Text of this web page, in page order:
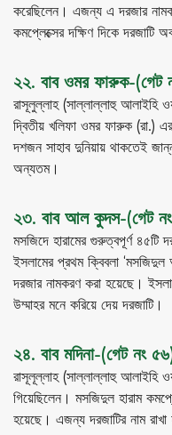
করেছিলেন। এজন্য এ দরজার
কমপ্লেক্সের দক্ষিণ দিকে দরজাটি
২২. বাব ওমর ফারুক-(গেট
রাসূলুল্লাহ (সাল্লাল্লাহু আলাইহি
দ্বিতীয় খলিফা ওমর ফারুক (রা.)
দশজন সাহাব দুনিয়ায় থাকতেই
অন্যতম।
২৩. বাব আল কুদস-(গেট
মসজিদে হারামের গুরুত্বপূর্ণ
ইসলামের প্রথম ক্বিবলা
দরজার নামকরণ করা হয়েছে।
উম্মাহর মনে করিয়ে দেয় দরজাটি।
২৪. বাব মদিনা-(গেট নং
রাসূলূল্লাহ (সাল্লাল্লাহু আলাইহি
গিয়েছিলেন। মসজিদুল হারাম
হয়েছে। এজন্য দরজাটির নাম রাখা